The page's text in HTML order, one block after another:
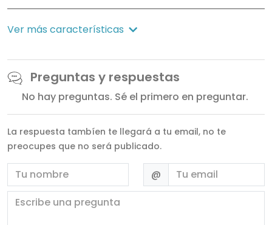
Ver más características
Preguntas y respuestas
No hay preguntas. Sé el primero en preguntar.
La respuesta tambíen te llegará a tu email, no te
preocupes que no será publicado.
Nombre Email
@
Escribe una pregunta